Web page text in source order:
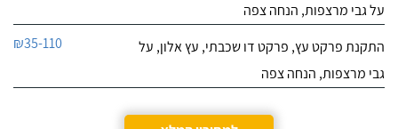
על גבי מרצפות, הנחה צפה
התקנת פרקט עץ, פרקט דו שכבתי, עץ אלון, על
גבי מרצפות, הנחה צפה
₪35-110